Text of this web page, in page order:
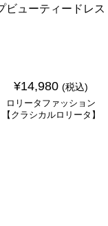
¥14,980 (税込)
ロリータファッション
【クラシカルロリータ】